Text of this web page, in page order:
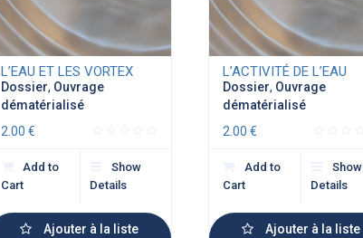
L’EAU ET LES VORTEX
Dossier, Ouvrage
dématérialisé
2.00€
Add to
Cart
Show
Details
Ajouter à la liste
L’ACTIVITÉ DE L’EAU
Dossier, Ouvrage
dématérialisé
2.00 €
Add to
Cart
Show
Details
Ajouter à la liste